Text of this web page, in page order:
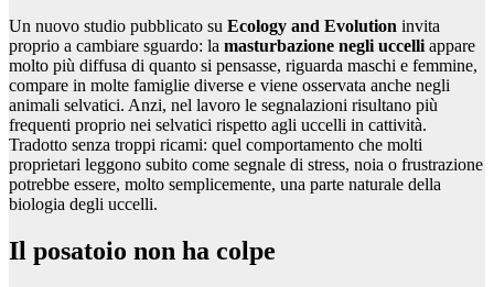
Un nuovo studio pubblicato su Ecology and Evolution invita
proprio a cambiare sguardo: la masturbazione negli uccelliappare
molto più diffusa di quanto si pensasse, riguarda maschi e femmine,
compare in molte famiglie diverse e viene osservata anche negli
animali selvatici. Anzi, nel lavoro le segnalazioni risultano più
frequenti proprio nei selvatici rispetto agli uccelli in cattività.
Tradotto senza troppi ricami: quel comportamento che molti
proprietari leggono subito come segnale di stress, noia o frustrazione
potrebbe essere, molto semplicemente, una parte naturale della
biologia degli uccelli.
Il posatoio non ha colpe